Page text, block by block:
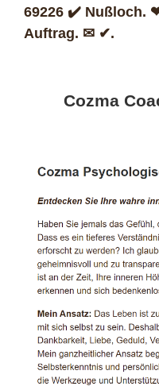
69226 ✔️ Nußloch.
Auftrag. ✉ ✔.
Cozma